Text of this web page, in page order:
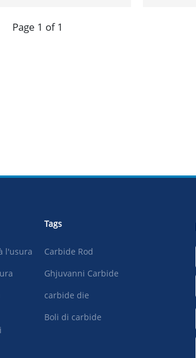
Page 1 of 1
l'usura
Tags
Carbide Rod
Ghjuvanni Carbide
carbide die
Boli di carbide